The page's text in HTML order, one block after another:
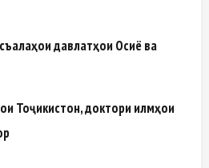
давлатҳои Осиё ва
Тоҷикистон, доктори илмҳои